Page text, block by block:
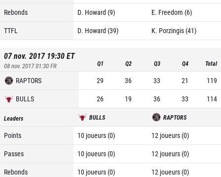
Rebonds
D. Howard (9)
E. Freedom (6)
TTFL
D. Howard (39) K. Porzingis (41)
07 nov. 2017 19:30ET
08 nov. 2017 01:30FR Q1 Q2 Q3 Q4 Total
RAPTORS 29 36 33 21
119
BULLS
26 19 36 33 114
Leaders BULLS RAPTORS
Points 10 joueurs (0)
12 joueurs (0)
Passes
10 joueurs (0)
12 joueurs (0)
Rebonds
10 joueurs (0)
12 joueurs (0)